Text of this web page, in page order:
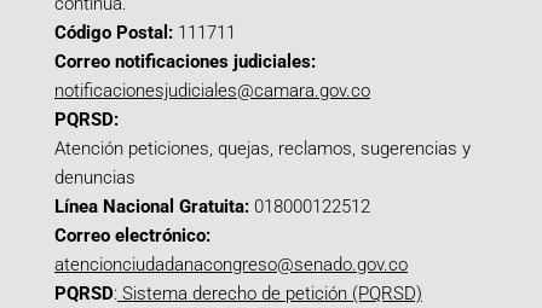
Código Postal: 111711
Correo notificaciones judiciales:
notificacionesjudiciales@camara.gov.co
PQRSD:
Atención peticiones, quejas, reclamos, sugerencias y
denuncias
Línea Nacional Gratuita: 018000122512
Correo electrónico:
atencionciudadanacongreso@senado.gov.co
PQRSD: Sistema derecho de petición (PQRSD)